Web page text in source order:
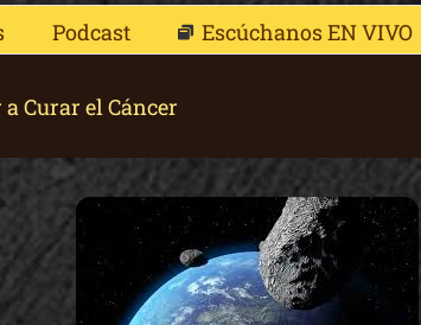
Podcast Escúchanos EN VIVO
Curar el Cáncer